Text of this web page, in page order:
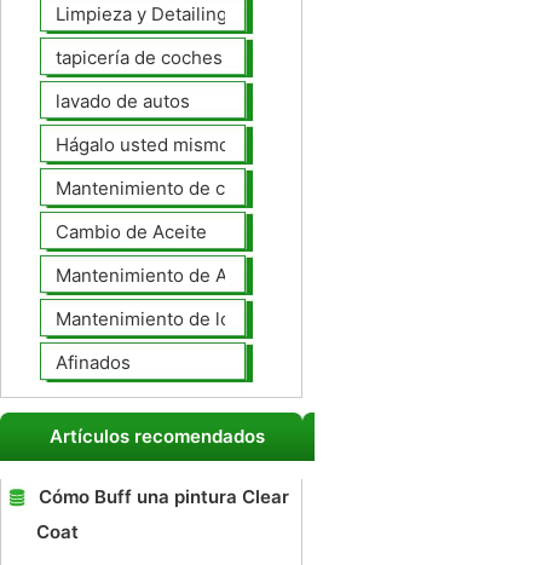
Limpieza y Detailing
tapicería de coches
lavado de autos
Hágalo usted mismo Mantenimiento de Automotores
Mantenimiento de coches General
Cambio de Aceite
Mantenimiento de Automotores Profesional
Mantenimiento de los neumáticos
Afinados
Artículos recomendados
Cómo Buff una pintura Clear
Coat